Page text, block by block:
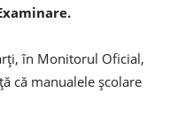
în Monitorul Oficial,
că manualele şcolare